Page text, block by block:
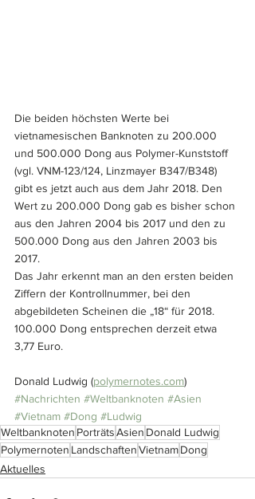
Die beiden höchsten Werte bei
vietnamesischen Banknoten zu 200.000
und 500.000 Dong aus Polymer-Kunststoff
(vgl. VNM-123/124, Linzmayer B347/B348)
gibt es jetzt auch aus dem Jahr 2018. Den
Wert zu 200.000 Dong gab es bisher schon
aus den Jahren 2004 bis 2017 und den zu
500.000 Dong aus den Jahren 2003 bis
2017.
Das Jahr erkennt man an den ersten beiden
Ziffern der Kontrollnummer, bei den
abgebildeten Scheinen die „18“ für 2018.
100.000 Dong entsprechen derzeit etwa
3,77 Euro.
Donald Ludwig (polymernotes.com)
#Nachrichten #Weltbanknoten #Asien
#Vietnam #Dong #Ludwig
Weltbanknoten PorträtsAsien Donald Ludwig
Polymernoten LandschaftenVietnamDong
Aktuelles